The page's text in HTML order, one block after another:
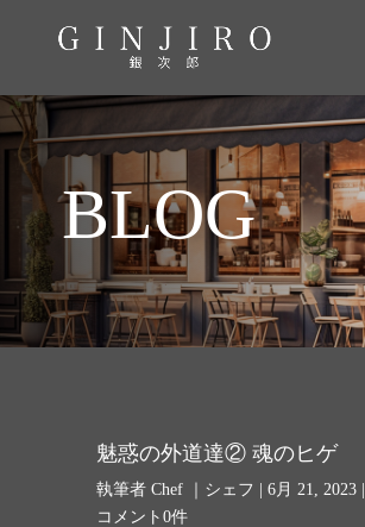
BLOG
魅惑の外道達② 魂のヒゲ
執筆者 Chef ｜シェフ | 6月 21, 2023|
コメント0件